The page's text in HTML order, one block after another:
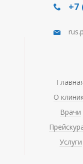
О
Врачи
Услуги
+7